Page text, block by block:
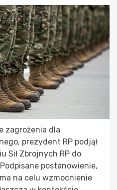
zagrożenia dla
prezydent RP podjął
Sił Zbrojnych RP do
postanowienie,
na celu wzmocnienie